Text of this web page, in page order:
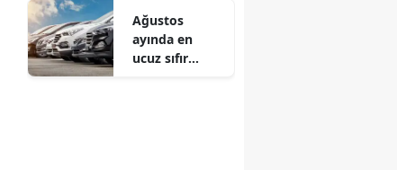
Ağustos
ayında en
ucuz sıfır